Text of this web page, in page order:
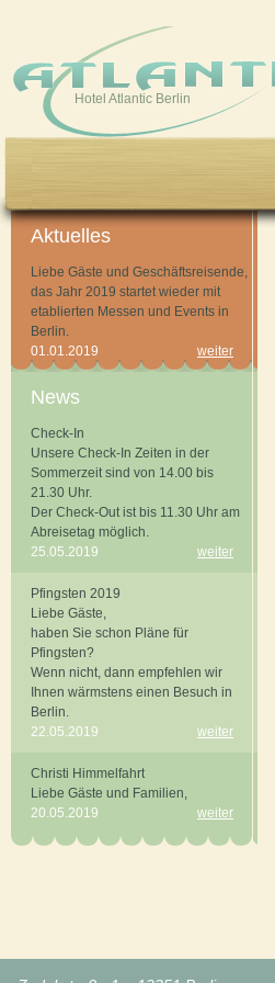
Hotel Atlantic Berlin
Aktuelles
Liebe Gäste und Geschäftsreisende,
das Jahr 2019 startet wieder mit
etablierten Messen und Events in
Berlin.
weiter
01.01.2019
News
Check-In
Unsere Check-In Zeiten in der
Sommerzeit sind von 14.00 bis
21.30 Uhr.
Der Check-Out ist bis 11.30 Uhr am
Abreisetag möglich.
weiter
25.05.2019
Pfingsten 2019
Liebe Gäste,
haben Sie schon Pläne für
Pfingsten?
Wenn nicht, dann empfehlen wir
Ihnen wärmstens einen Besuch in
Berlin.
weiter
22.05.2019
Christi Himmelfahrt
Liebe Gäste und Familien,
weiter
20.05.2019